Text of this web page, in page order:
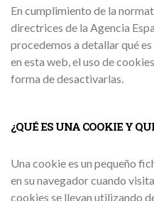
En cumplimiento de la
directrices de la Agencia
procedemos a detallar qué
en esta web, el uso de
forma de desactivarlas.
¿QUÉ ES UNA COOKIE Y
Una cookie es un pequeño
en su navegador cuando
cookies se llevan utilizando